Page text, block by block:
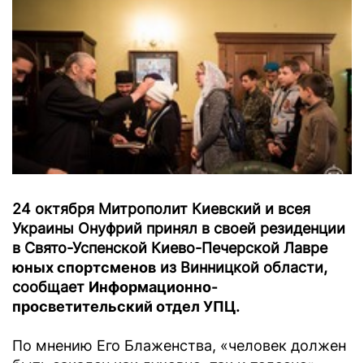
24 октября Митрополит Киевский и всея
Украины Онуфрий принял в своей резиденции
в Свято-Успенской Киево-Печерской Лавре
юных спортсменов из Винницкой области,
сообщает Информационно-
просветительский отдел УПЦ.
По мнению Его Блаженства, «человек должен